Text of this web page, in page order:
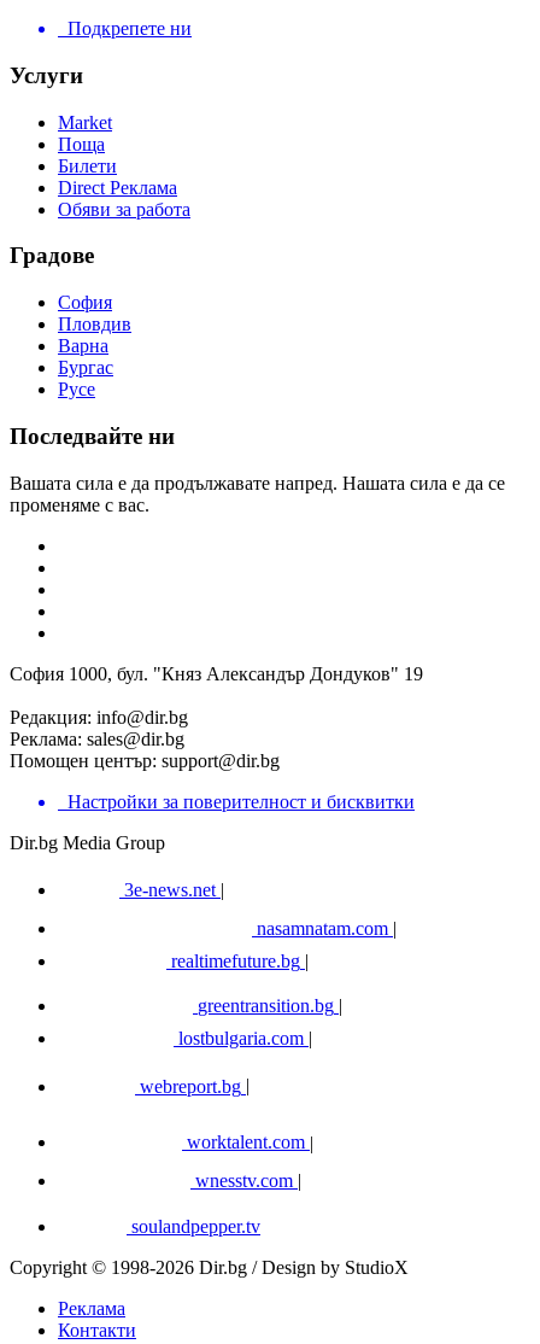
Подкрепете ни
Услуги
Market
Поща
Билети
Direct Реклама
Обяви за работа
Градове
София
Пловдив
Варна
Бургас
Русе
Последвайте ни
Вашата сила е да продължавате напред. Нашата сила е да се
променяме с вас.
София 1000, бул. "Княз Александър Дондуков" 19
Редакция: info@dir.bg
Реклама: sales@dir.bg
Помощен център: support@dir.bg
Настройки за поверителност и бисквитки
Dir.bg Media Group
3e-news.net |
nasamnatam.com |
realtimefuture.bg |
greentransition.bg |
lostbulgaria.com |
webreport.bg
worktalent.com |
wnesstv.com |
soulandpepper.tv
Copyright © 1998-2026 Dir.bg / Design by StudioX
Реклама
Контакти